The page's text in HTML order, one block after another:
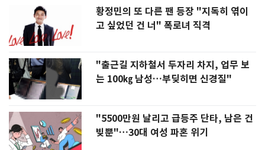
황정민의 또 다른 팬 등장 "지독히 엮이
고 싶었던 건 너" 폭로녀 직격
"출근길 지하철서 두자리 차지, 업무 보
는 100㎏ 남성…부딪히면 신경질"
"5500만원 날리고 급등주 단타, 남은 건
빚뿐"…30대 여성 파혼 위기